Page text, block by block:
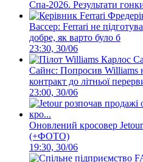
Спа-2026. Результати
Вассер: Ferrari не
добре, як варто було б
23:30, 30/06
Сайнс: Попросив Williams
контракт до літньої
23:00, 30/06
Оновлений кросовер
(+ФОТО)
19:30, 30/06